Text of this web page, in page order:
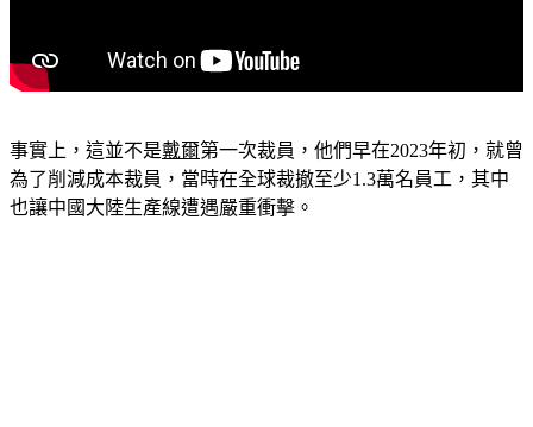
事實上，這並不是戴爾第一次裁員，他們早在2023年初，就曾
為了削減成本裁員，當時在全球裁撤至少1.3萬名員工，其中
也讓中國大陸生產線遭遇嚴重衝擊。